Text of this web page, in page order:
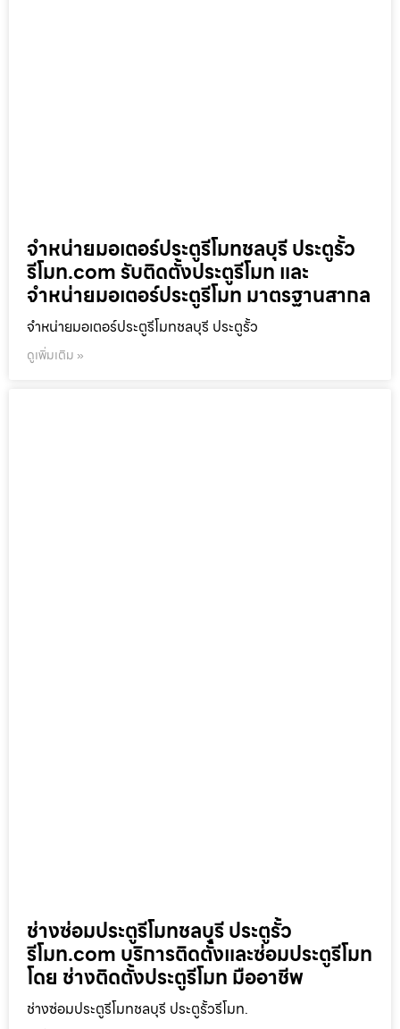
จำหน่ายมอเตอร์ประตูรีโมทชลบุรี ประตูรั้ว
รีโมท.com รับติดตั้งประตูรีโมท และ
จำหน่ายมอเตอร์ประตูรีโมท มาตรฐานสากล
จำหน่ายมอเตอร์ประตูรีโมทชลบุรี ประตูรั้ว
ดูเพิ่มเติม »
ช่างซ่อมประตูรีโมทชลบุรี ประตูรั้ว
รีโมท.com บริการติดตั้งและซ่อมประตูรีโมท
โดย ช่างติดตั้งประตูรีโมท มืออาชีพ
ช่างซ่อมประตูรีโมทชลบุรี ประตูรั้วรีโมท.